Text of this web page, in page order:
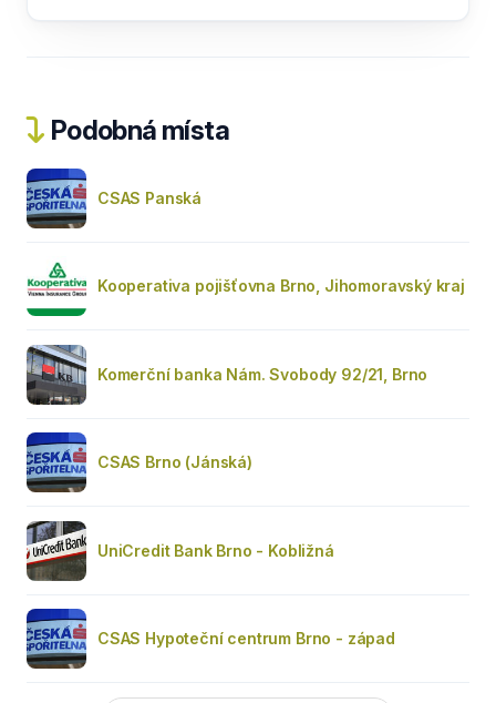
Podobná místa
CSAS Panská
Kooperativa pojišťovna Brno, Jihomoravský kraj
Komerční banka Nám. Svobody 92/21, Brno
CSAS Brno (Jánská)
UniCredit Bank Brno - Kobližná
CSAS Hypoteční centrum Brno - západ